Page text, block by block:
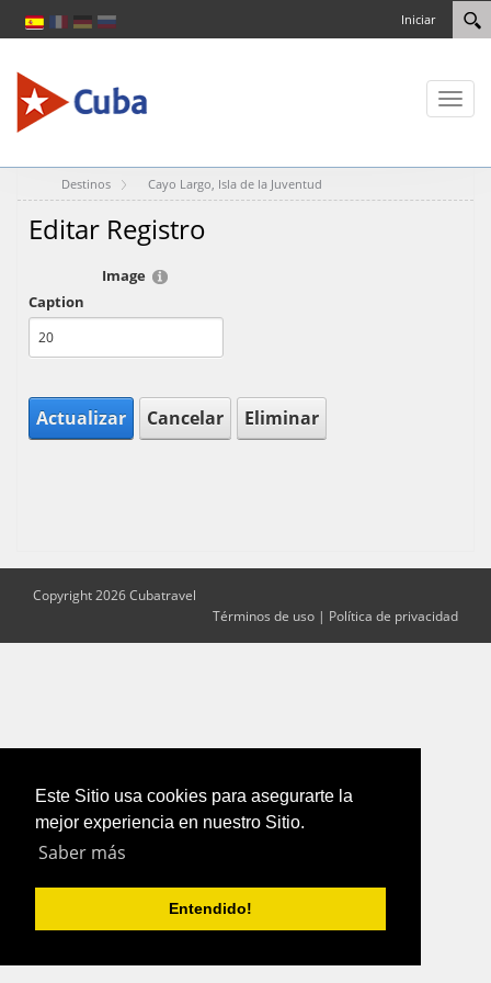
Este Sitio usa cookies para asegurarte la
mejor experiencia en nuestro Sitio.
Saber más
Entendido!
Iniciar
Toggle
Destinos Cayo Largo, Isla de la Juventud
Editar Registro
Image
Caption
Actualizar Cancelar Eliminar
Copyright 2026 Cubatravel
Términos de uso | Política de privacidad